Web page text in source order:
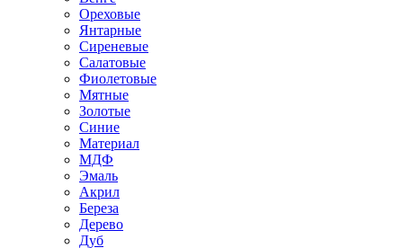
Ореховые
Янтарные
Сиреневые
Салатовые
Фиолетовые
Мятные
Золотые
Синие
Материал
МДФ
Эмаль
Акрил
Береза
Дерево
Дуб